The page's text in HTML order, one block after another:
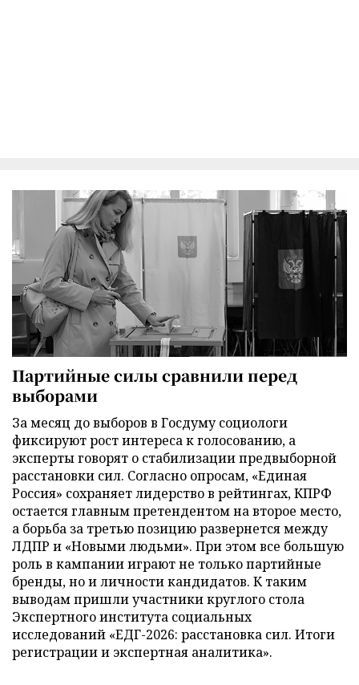
Партийные силы сравнили перед
выборами
За месяц до выборов в Госдуму социологи
фиксируют рост интереса к голосованию, а
эксперты говорят о стабилизации предвыборной
расстановки сил. Согласно опросам, «Единая
Россия» сохраняет лидерство в рейтингах, КПРФ
остается главным претендентом на второе место,
а борьба за третью позицию развернется между
ЛДПР и «Новыми людьми». При этом все большую
роль в кампании играют не только партийные
бренды, но и личности кандидатов. К таким
выводам пришли участники круглого стола
Экспертного института социальных
исследований «ЕДГ-2026: расстановка сил. Итоги
регистрации и экспертная аналитика».